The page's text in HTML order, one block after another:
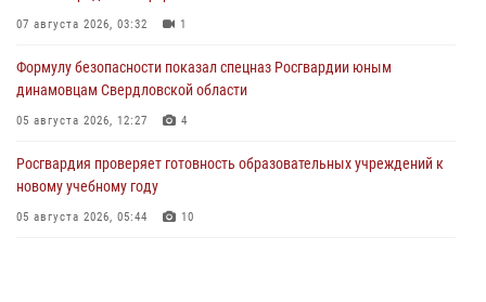
07 августа 2026, 03:32 1
Формулу безопасности показал спецназ Росгвардии юным
динамовцам Свердловской области
05 августа 2026, 12:27 4
Росгвардия проверяет готовность образовательных учреждений к
новому учебному году
05 августа 2026, 05:44 10